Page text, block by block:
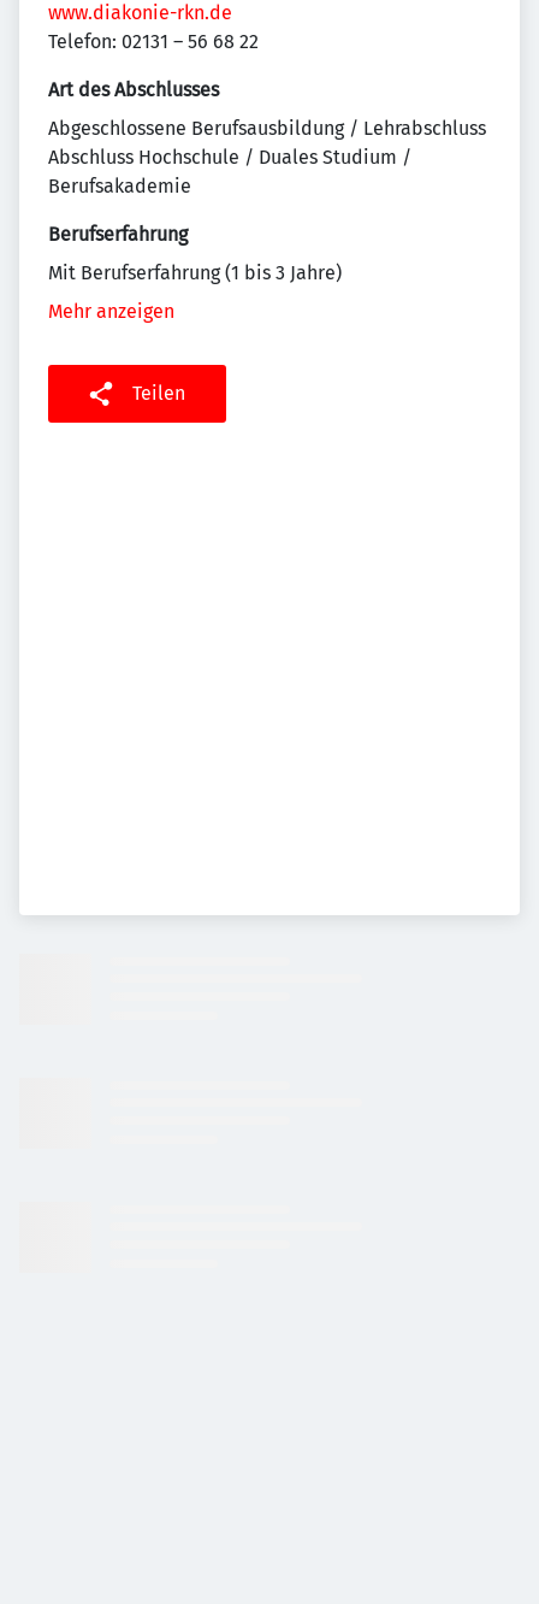
www.diakonie-rkn.de
Telefon: 02131 – 56 68 22
Art des Abschlusses
Abgeschlossene Berufsausbildung / Lehrabschluss
Abschluss Hochschule / Duales Studium /
Berufsakademie
Berufserfahrung
Mit Berufserfahrung (1 bis 3 Jahre)
Mehr anzeigen
Teilen